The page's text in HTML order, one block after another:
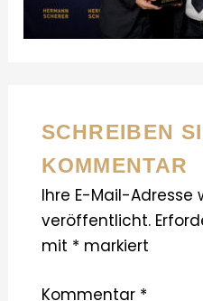
SCHREIBEN
KOMMENTAR
Ihre E-Mail-Adresse
veröffentlicht.
mit * markiert
Kommentar *